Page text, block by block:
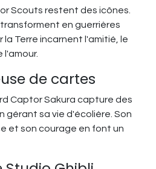
Scouts restent des icônes.
en guerrières
Terre incarnent l'amitié, le
l'amour.
de cartes
Captor Sakura capture des
gérant sa vie d'écolière. Son
et son courage en font un